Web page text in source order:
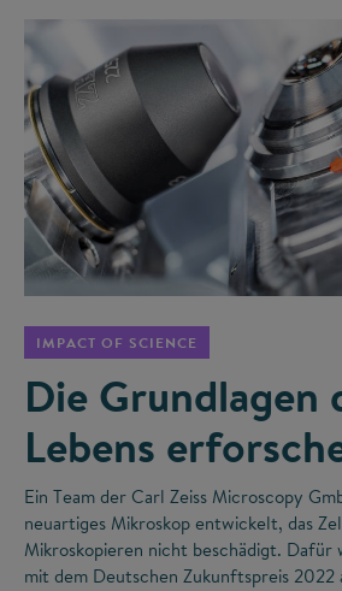
IMPACT OF SCIENCE
Die Grundlagen
Lebens
Ein Team der Carl Zeiss Microscopy
neuartiges Mikroskop entwickelt, das
Mikroskopieren nicht beschädigt. Dafür
mit dem Deutschen Zukunftspreis 2022